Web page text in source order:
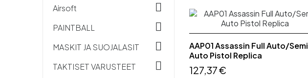
Airsoft

PAINTBALL 
MASKIT JA SUOJALASIT 
TAKTISET VARUSTEET 
AAP01 Assassin Full Auto/Semi
Auto Pistol Replica
127,37 €